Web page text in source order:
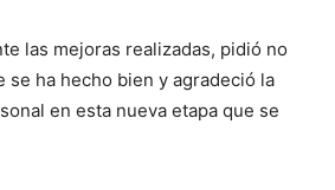
las mejoras realizadas, pidió no
se ha hecho bien y agradeció la
en esta nueva etapa que se